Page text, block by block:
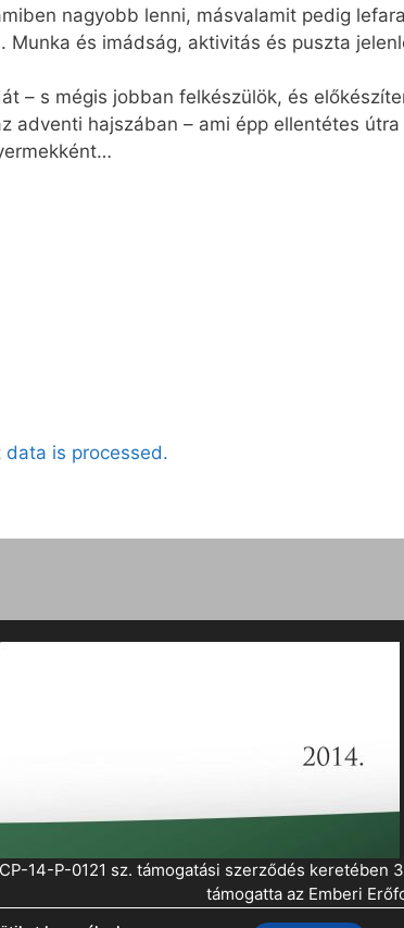
nagyobb lenni, másvalamit pedig
Munka és imádság, aktivitás és puszta
– s mégis jobban felkészülök, és
adventi hajszában – ami épp ellentétes
data is processed.
14-P-0121 sz. támogatási szerződés keretében
támogatta az Emberi